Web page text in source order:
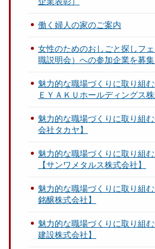
働く婦人の家のご案内
女性のためのおしごと探しフ
職説明会）への参加企業を募
魅力的な職場づくりに取り組
ＥＹＡＫＵホールディングス株
魅力的な職場づくりに取り組
会社タカヤ】
魅力的な職場づくりに取り組
【サンワメタルス株式会社】
魅力的な職場づくりに取り組
銘醸株式会社】
魅力的な職場づくりに取り組
建設株式会社】